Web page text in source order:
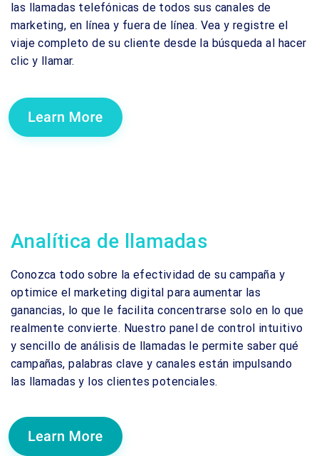
las llamadas telefónicas de todos sus canales de
marketing, en línea y fuera de línea. Vea y registre el
viaje completo de su cliente desde la búsqueda al hacer
clic y llamar.
Analítica de llamadas
Conozca todo sobre la efectividad de su campaña y
optimice el marketing digital para aumentar las
ganancias, lo que le facilita concentrarse solo en lo que
realmente convierte. Nuestro panel de control intuitivo
y sencillo de análisis de llamadas le permite saber qué
campañas, palabras clave y canales están impulsando
las llamadas y los clientes potenciales.